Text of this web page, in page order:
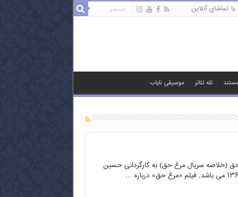
تماشای آنلاین
تله تئاتر موسیقی نایاب
(خلاصه سریال مرغ حق) به کارگردانی حسین